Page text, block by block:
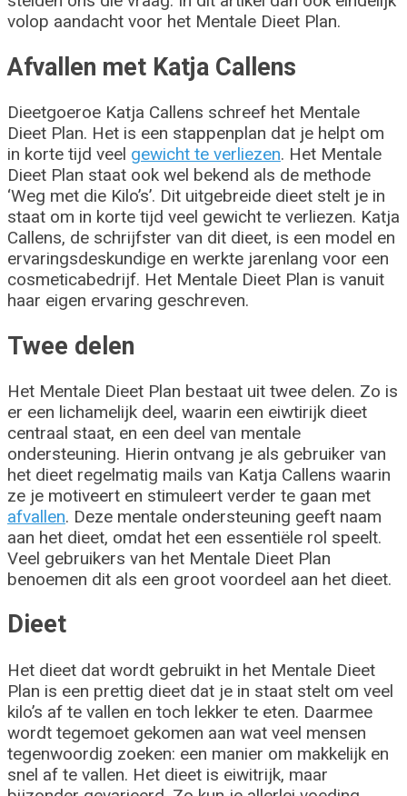
volop aandacht voor het Mentale Dieet Plan.
Afvallen met Katja Callens
Dieetgoeroe Katja Callens schreef het Mentale
Dieet Plan. Het is een stappenplan dat je helpt om
in korte tijd veel gewicht te verliezen. Het Mentale
Dieet Plan staat ook wel bekend als de methode
‘Weg met die Kilo’s’. Dit uitgebreide dieet stelt je in
staat om in korte tijd veel gewicht te verliezen. Katja
Callens, de schrijfster van dit dieet, is een model en
ervaringsdeskundige en werkte jarenlang voor een
cosmeticabedrijf. Het Mentale Dieet Plan is vanuit
haar eigen ervaring geschreven.
Twee delen
Het Mentale Dieet Plan bestaat uit twee delen. Zo is
er een lichamelijk deel, waarin een eiwtirijk dieet
centraal staat, en een deel van mentale
ondersteuning. Hierin ontvang je als gebruiker van
het dieet regelmatig mails van Katja Callens waarin
ze je motiveert en stimuleert verder te gaan met
afvallen. Deze mentale ondersteuning geeft naam
aan het dieet, omdat het een essentiële rol speelt.
Veel gebruikers van het Mentale Dieet Plan
benoemen dit als een groot voordeel aan het dieet.
Dieet
Het dieet dat wordt gebruikt in het Mentale Dieet
Plan is een prettig dieet dat je in staat stelt om veel
kilo’s af te vallen en toch lekker te eten. Daarmee
wordt tegemoet gekomen aan wat veel mensen
tegenwoordig zoeken: een manier om makkelijk en
snel af te vallen. Het dieet is eiwitrijk, maar